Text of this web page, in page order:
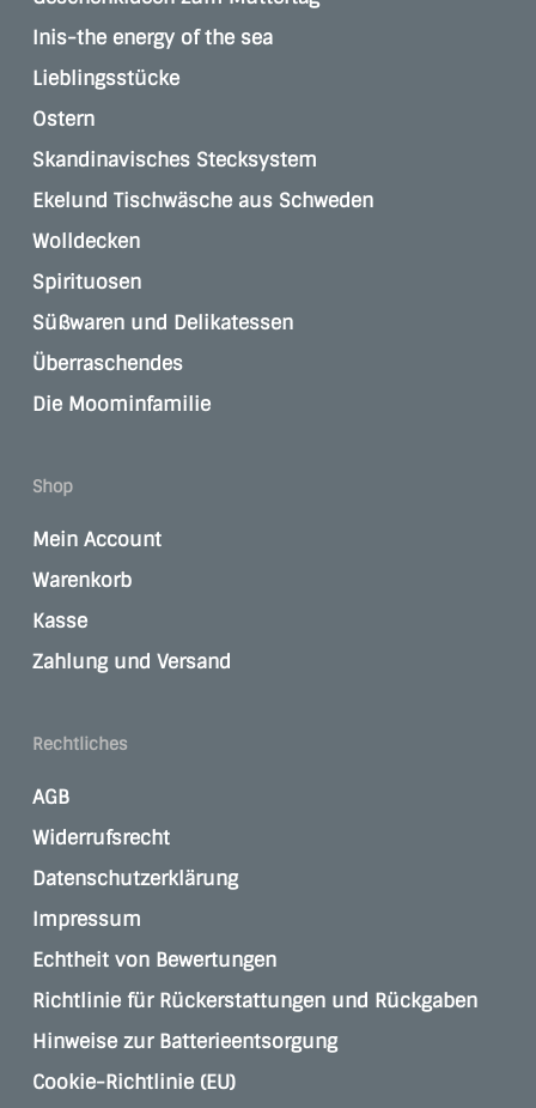
Inis-the energy of the sea
Lieblingsstücke
Ostern
Skandinavisches Stecksystem
Ekelund Tischwäsche aus Schweden
Wolldecken
Spirituosen
Süßwaren und Delikatessen
Überraschendes
Die Moominfamilie
Shop
Mein Account
Warenkorb
Kasse
Zahlung und Versand
Rechtliches
AGB
Widerrufsrecht
Datenschutzerklärung
Impressum
Echtheit von Bewertungen
Richtlinie für Rückerstattungen und Rückgaben
Hinweise zur Batterieentsorgung
Cookie-Richtlinie (EU)